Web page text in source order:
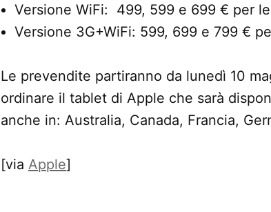
Versione WiFi: 499, 599 e 699 € per
Versione 3G+WiFi: 599, 699 e 799 €
Le prevendite partiranno da lunedì 10
ordinare il tablet di Apple che sarà
anche in: Australia, Canada, Francia,
[via Apple]